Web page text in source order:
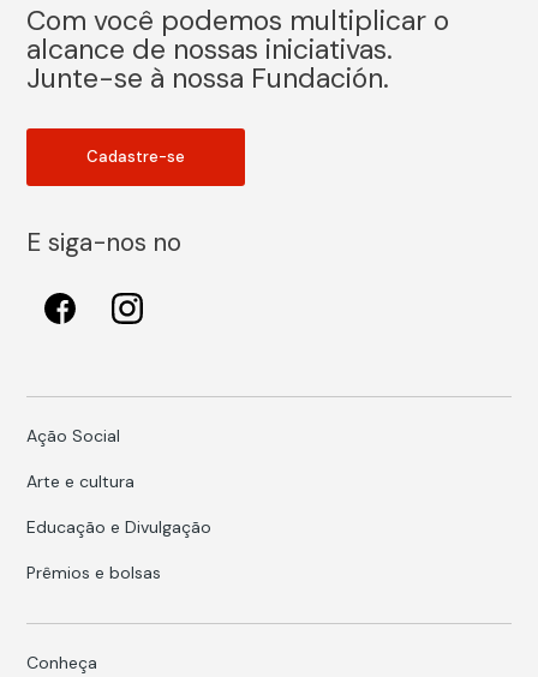
Com você podemos multiplicar o
alcance de nossas iniciativas.
Junte-se à nossa Fundación.
Cadastre-se
E siga-nos no
Ação Social
Arte e cultura
Educação e Divulgação
Prêmios e bolsas
Conheça